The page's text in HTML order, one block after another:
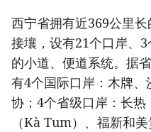
西宁省拥有近369公里
接壤，设有21个口岸、
的小道、便道系统。据
有4个国际口岸：木牌
协；4个省级口岸：长
（Kà Tum）、福新和